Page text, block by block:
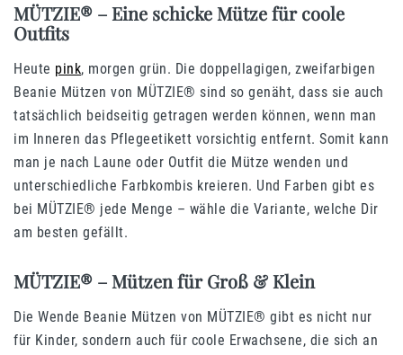
MÜTZIE® – Eine schicke Mütze für coole
Outfits
Heute pink, morgen grün. Die doppellagigen, zweifarbigen
Beanie Mützen von MÜTZIE® sind so genäht, dass sie auch
tatsächlich beidseitig getragen werden können, wenn man
im Inneren das Pflegeetikett vorsichtig entfernt. Somit kann
man je nach Laune oder Outfit die Mütze wenden und
unterschiedliche Farbkombis kreieren. Und Farben gibt es
bei MÜTZIE® jede Menge – wähle die Variante, welche Dir
am besten gefällt.
MÜTZIE® – Mützen für Groß & Klein
Die Wende Beanie Mützen von MÜTZIE® gibt es nicht nur
für Kinder, sondern auch für coole Erwachsene, die sich an